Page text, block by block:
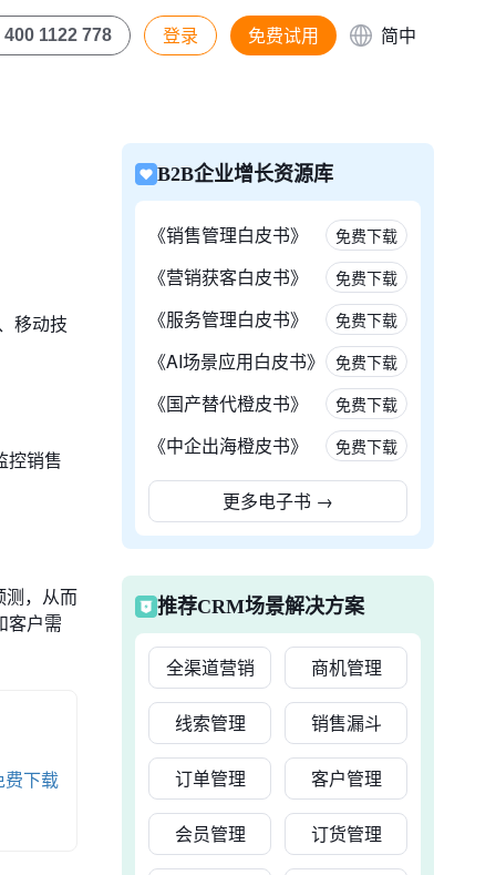
400 1122 778 登录 免费试用 简中
移动技
控销售
测，从而
客户需
费下载
B2B企业增长资源库
《销售管理白皮书》 免费下载
《营销获客白皮书》 免费下载
《服务管理白皮书》 免费下载
《AI场景应用白皮书》 免费下载
《国产替代橙皮书》 免费下载
《中企出海橙皮书》 免费下载
更多电子书 →
推荐CRM场景解决方案
全渠道营销 商机管理
线索管理 销售漏斗
订单管理 客户管理
会员管理 订货管理